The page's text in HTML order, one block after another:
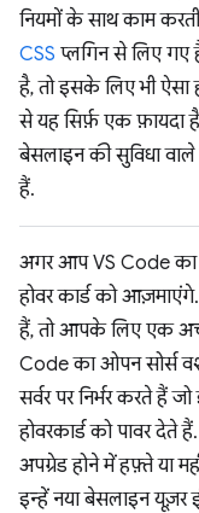
नियमों के साथ काम
CSS प्लगिन से लिए
है, तो इसके लिए भी ऐसा
से यह सिर्फ़ एक फ़ायदा
बेसलाइन की सुविधा
हैं.
अगर आप VS Code का
होवर कार्ड को
हैं, तो आपके लिए एक
Code का ओपन सोर्स
सर्वर पर निर्भर करते
होवरकार्ड को पावर देते
अपग्रेड होने में हफ़्ते या
इन्हें नया बेसलाइन